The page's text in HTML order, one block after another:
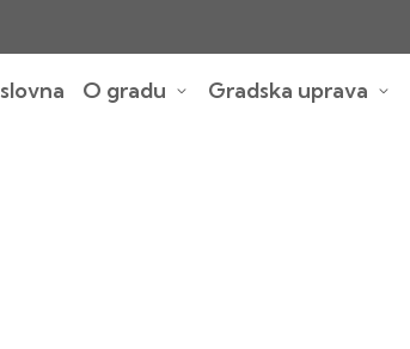
O gradu Gradska uprava